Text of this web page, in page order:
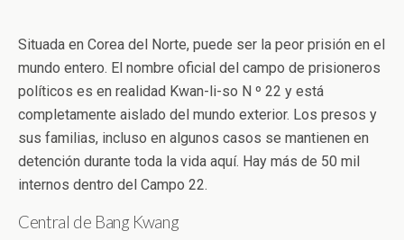
Situada en Corea del Norte, puede ser la peor prisión en el
mundo entero. El nombre oficial del campo de prisioneros
políticos es en realidad Kwan-li-so N º 22 y está
completamente aislado del mundo exterior. Los presos y
sus familias, incluso en algunos casos se mantienen en
detención durante toda la vida aquí. Hay más de 50 mil
internos dentro del Campo 22.
Central de Bang Kwang